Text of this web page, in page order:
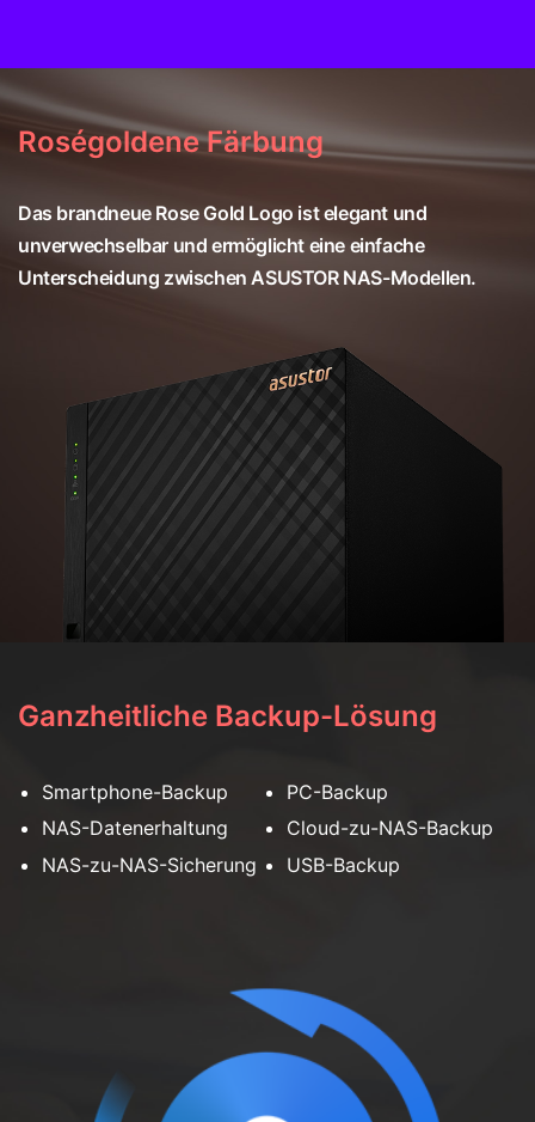
Roségoldene Färbung
Das brandneue Rose Gold Logo ist elegant und
unverwechselbar und ermöglicht eine einfache
Unterscheidung zwischen ASUSTOR NAS-Modellen.
Ganzheitliche Backup-Lösung
Smartphone-Backup
PC-Backup
NAS-Datenerhaltung
Cloud-zu-NAS-Backup
NAS-zu-NAS-Sicherung
USB-Backup